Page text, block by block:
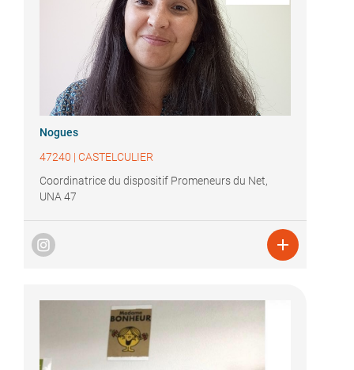
Nogues
47240 | CASTELCULIER
Coordinatrice du dispositif Promeneurs du Net,
UNA 47
